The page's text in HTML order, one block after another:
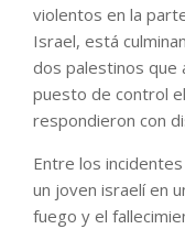
violentos en la
Israel, está
dos palestinos que
puesto de control
respondieron con
Entre los
un joven israelí en
fuego y el